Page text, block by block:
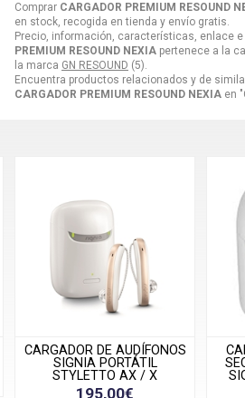
Comprar CARGADOR PREMIUM RESOUND
en stock, recogida en tienda y envío gratis.
Precio, información, características, enlace
PREMIUM RESOUND NEXIA pertenece a la
la marca GN RESOUND (5).
Encuentra productos relacionados y de
CARGADOR PREMIUM RESOUND NEXIA en
CARGADOR LIMPIEZA Y
SECADO DE AUDÍFONOS
SIGNIA PURE AND DRY
CHARGER